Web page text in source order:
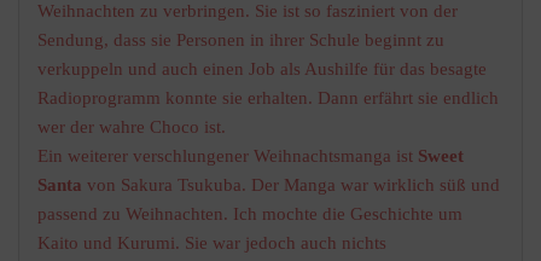
Weihnachten zu verbringen. Sie ist so fasziniert von der
Sendung, dass sie Personen in ihrer Schule beginnt zu
verkuppeln und auch einen Job als Aushilfe für das besagte
Radioprogramm konnte sie erhalten. Dann erfährt sie endlich
wer der wahre Choco ist.
Ein weiterer verschlungener Weihnachtsmanga ist Sweet
Santa von Sakura Tsukuba. Der Manga war wirklich süß und
passend zu Weihnachten. Ich mochte die Geschichte um
Kaito und Kurumi. Sie war jedoch auch nichts